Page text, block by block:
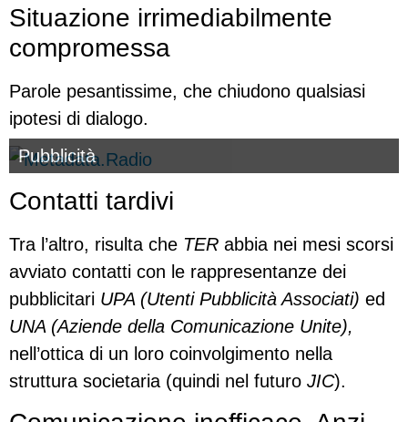
Situazione irrimediabilmente
compromessa
Parole pesantissime, che chiudono qualsiasi
ipotesi di dialogo.
Pubblicità
Contatti tardivi
Tra l’altro, risulta che TER abbia nei mesi scorsi
avviato contatti con le rappresentanze dei
pubblicitari UPA (Utenti Pubblicità Associati) ed
UNA (Aziende della Comunicazione Unite),
nell’ottica di un loro coinvolgimento nella
struttura societaria (quindi nel futuro JIC).